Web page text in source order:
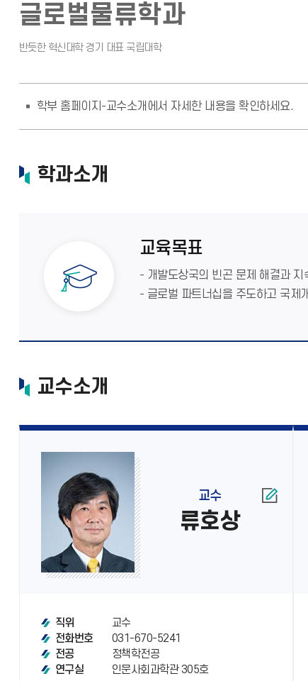
글로벌물류학과
학부 홈페이지-교수소개에서 자세한 내용을 확인하세요.
학과소개
교육목표
- 개발도상국의 빈곤 문제 해결과
- 글로벌 파트너십을 주도하고 국제
교수소개
교수
류호상
직위
교수
전화번호
031-670-5241
전공
정책학전공
연구실
인문사회과학관 305호